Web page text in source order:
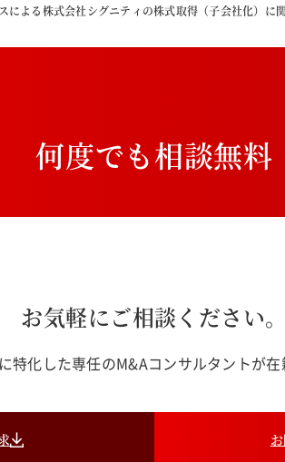
による株式会社シグニティの株式取得（子会社化）に
何度でも相談無料
お気軽にご相談ください。
特化した専任のM&Aコンサルタントが